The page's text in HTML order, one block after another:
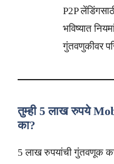
P2P
भविष्यात
गुंतवणुकीवर
तुम्ही 5 लाख रुपये
का?
5 लाख रुपयांची गुंतवणूक